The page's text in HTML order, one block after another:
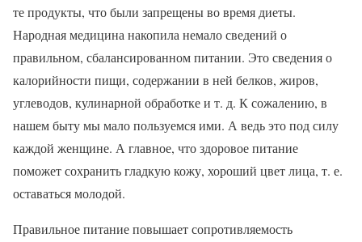
те продукты, что были запрещены во время диеты.
Народная медицина накопила немало сведений о
правильном, сбалансированном питании. Это сведения о
калорийности пищи, содержании в ней белков, жиров,
углеводов, кулинарной обработке и т. д. К сожалению, в
нашем быту мы мало пользуемся ими. А ведь это под силу
каждой женщине. А главное, что здоровое питание
поможет сохранить гладкую кожу, хороший цвет лица, т. е.
оставаться молодой.
Правильное питание повышает сопротивляемость